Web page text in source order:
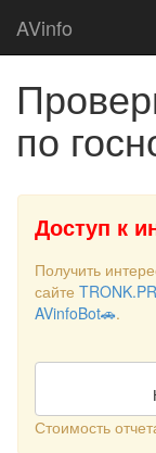
AVinfo
по
Доступ к
Получить
сайте
AVinfoBot🚗.
Стоимость